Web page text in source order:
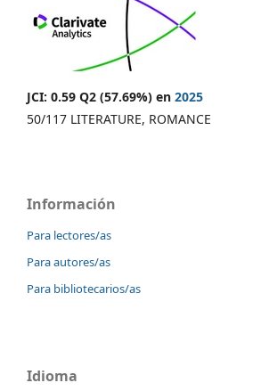
JCI: 0.59 Q2 (57.69%) en 2025
50/117 LITERATURE, ROMANCE
Información
Para lectores/as
Para autores/as
Para bibliotecarios/as
Idioma